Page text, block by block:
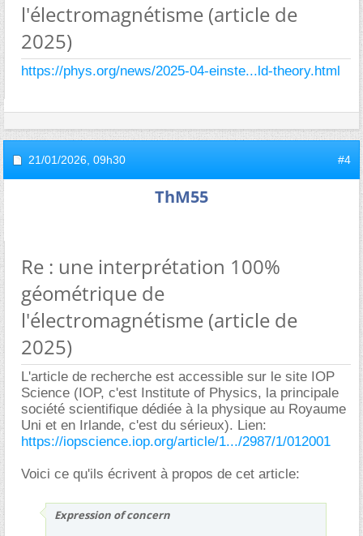
l'électromagnétisme (article de
2025)
https://phys.org/news/2025-04-einste...ld-theory.html
21/01/2026, 09h30 #4
ThM55
Re : une interprétation 100%
géométrique de
l'électromagnétisme (article de
2025)
L'article de recherche est accessible sur le site IOP
Science (IOP, c'est Institute of Physics, la principale
société scientifique dédiée à la physique au Royaume
Uni et en Irlande, c'est du sérieux). Lien:
https://iopscience.iop.org/article/1.../2987/1/012001
Voici ce qu'ils écrivent à propos de cet article:
Expression of concern